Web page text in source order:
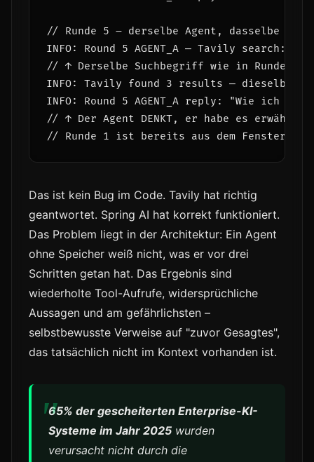
// Runde 5 – derselbe Agent, dasselbe
INFO: Round 5 AGENT_A — Tavily
// ↑ Derselbe Suchbegriff wie in Runde
INFO: Tavily found 3 results — dieselben
INFO: Round 5 AGENT_A reply: "Wie ich
// ↑ Der Agent DENKT, er habe es
Das ist kein Bug im Code. Tavily hat richtig
geantwortet. Spring AI hat korrekt funktioniert.
Das Problem liegt in der Architektur: Ein Agent
ohne Speicher weiß nicht, was er vor drei
Schritten getan hat. Das Ergebnis sind
wiederholte Tool-Aufrufe, widersprüchliche
Aussagen und am gefährlichsten –
selbstbewusste Verweise auf "zuvor Gesagtes",
das tatsächlich nicht im Kontext vorhanden ist.
65% der gescheiterten Enterprise-KI-
Systeme im Jahr 2025 wurden
verursacht nicht durch die